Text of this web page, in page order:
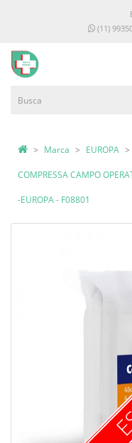
(11)
Marca EUROPA
COMPRESSA CAMPO
-EUROPA - F08801